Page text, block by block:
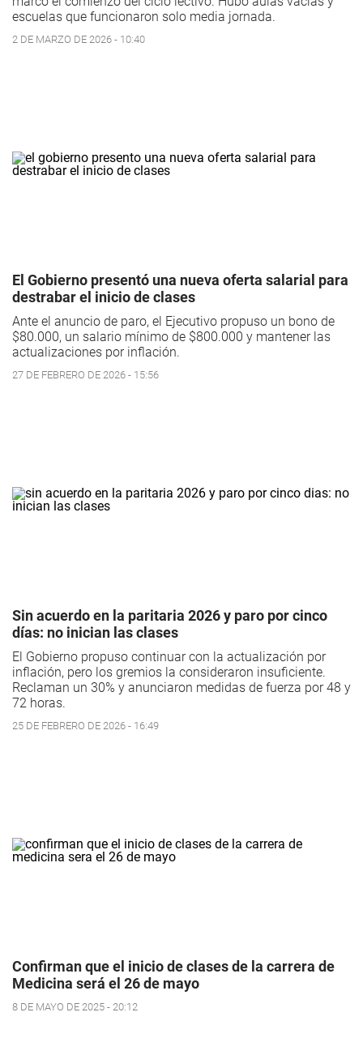
escuelas que funcionaron solo media jornada.
2 DE MARZO DE 2026 - 10:40
El Gobierno presentó una nueva oferta salarial para
destrabar el inicio de clases
Ante el anuncio de paro, el Ejecutivo propuso un bono de
$80.000, un salario mínimo de $800.000 y mantener las
actualizaciones por inflación.
27 DE FEBRERO DE 2026 - 15:56
Sin acuerdo en la paritaria 2026 y paro por cinco
días: no inician las clases
El Gobierno propuso continuar con la actualización por
inflación, pero los gremios la consideraron insuficiente.
Reclaman un 30% y anunciaron medidas de fuerza por 48 y
72 horas.
25 DE FEBRERO DE 2026 - 16:49
Confirman que el inicio de clases de la carrera de
Medicina será el 26 de mayo
8 DE MAYO DE 2025 - 20:12